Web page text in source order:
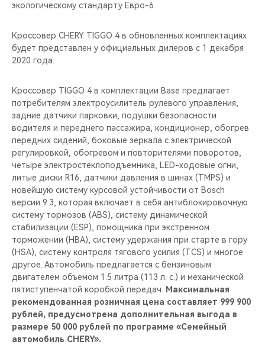
экологическому стандарту Евро-6.
Кроссовер CHERY TIGGO 4 в обновленных комплектациях
будет представлен у официальных дилеров с 1 декабря
2020 года.
Кроссовер TIGGO 4 в комплектации Base предлагает
потребителям электроусилитель рулевого управления,
задние датчики парковки, подушки безопасности
водителя и переднего пассажира, кондиционер, обогрев
передних сидений, боковые зеркала с электрической
регулировкой, обогревом и повторителями поворотов,
четыре электростеклоподъемника, LED-ходовые огни,
литые диски R16, датчики давления в шинах (TMPS) и
новейшую систему курсовой устойчивости от Bosch
версии 9.3, которая включает в себя антиблокировочную
систему тормозов (ABS), систему динамической
стабилизации (ESP), помощника при экстренном
торможении (HBA), систему удержания при старте в гору
(HSA), систему контроля тягового усилия (TCS) и многое
другое. Автомобиль предлагается с бензиновым
двигателем объемом 1.5 литра (113 л. с.) и механической
пятиступенчатой коробкой передач.
Максимальная
рекомендованная розничная цена составляет 999 900
рублей, предусмотрена дополнительная выгода в
размере 50 000 рублей по программе «Семейный
автомобиль CHERY».